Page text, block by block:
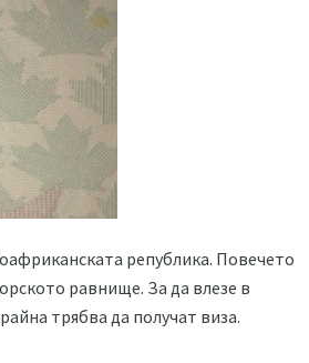
република. Повечето
равнище. За да влезе в
трябва да получат виза.